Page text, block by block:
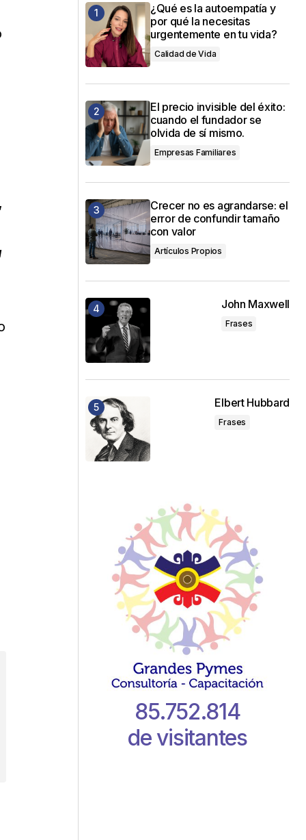
¿Qué es la autoempatía y
por qué la necesitas
urgentemente en tu vida?
Calidad de Vida
El precio invisible del éxito:
cuando el fundador se
olvida de sí mismo.
Empresas Familiares
Crecer no es agrandarse: el
error de confundir tamaño
con valor
Artículos Propios
John Maxwell
Frases
Elbert Hubbard
Frases
85.752.814
de visitantes